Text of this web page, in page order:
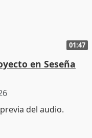
01:47
en Seseña